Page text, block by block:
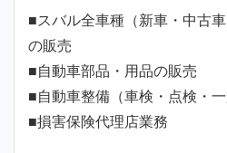
■スバル全車種（新車・中古
の販売
■自動車部品・用品の販売
■自動車整備（車検・点検・一
■損害保険代理店業務